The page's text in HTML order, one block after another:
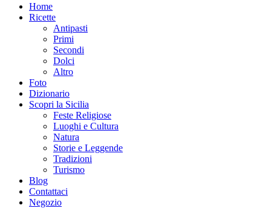
Home
Ricette
Antipasti
Primi
Secondi
Dolci
Altro
Foto
Dizionario
Scopri la Sicilia
Feste Religiose
Luoghi e Cultura
Natura
Storie e Leggende
Tradizioni
Turismo
Blog
Contattaci
Negozio